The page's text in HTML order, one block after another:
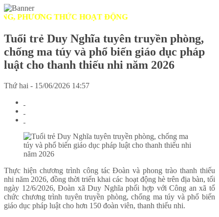
THỨC HOẠT ĐỘNG
Tuổi trẻ Duy Nghĩa tuyên truyền phòng,
chống ma túy và phổ biến giáo dục pháp
luật cho thanh thiếu nhi năm 2026
Thứ hai - 15/06/2026 14:57
Thực hiện chương trình công tác Đoàn và phong trào thanh thiếu
nhi năm 2026, đồng thời triển khai các hoạt động hè trên địa bàn, tối
ngày 12/6/2026, Đoàn xã Duy Nghĩa phối hợp với Công an xã tổ
chức chương trình tuyên truyền phòng, chống ma túy và phổ biến
giáo dục pháp luật cho hơn 150 đoàn viên, thanh thiếu nhi.